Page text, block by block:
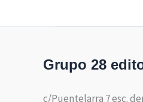
Grupo 28
c/Puentelarra 7 esc.